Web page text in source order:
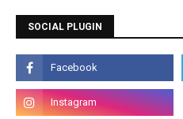
SOCIAL PLUGIN